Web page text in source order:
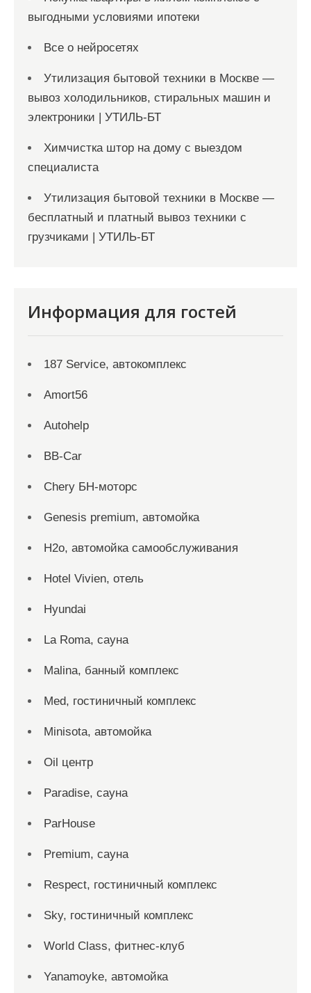
выгодными условиями ипотеки
Все о нейросетях
Утилизация бытовой техники в Москве —
вывоз холодильников, стиральных машин и
электроники | УТИЛЬ-БТ
Химчистка штор на дому с выездом
специалиста
Утилизация бытовой техники в Москве —
бесплатный и платный вывоз техники с
грузчиками | УТИЛЬ-БТ
Информация для гостей
187 Service, автокомплекс
Amort56
Autohelp
BB-Car
Chery БН-моторс
Genesis premium, автомойка
H2o, автомойка самообслуживания
Hotel Vivien, отель
Hyundai
La Roma, сауна
Malina, банный комплекс
Med, гостиничный комплекс
Minisota, автомойка
Oil центр
Paradise, сауна
ParHouse
Premium, сауна
Respect, гостиничный комплекс
Sky, гостиничный комплекс
World Class, фитнес-клуб
Yanamoyke, автомойка